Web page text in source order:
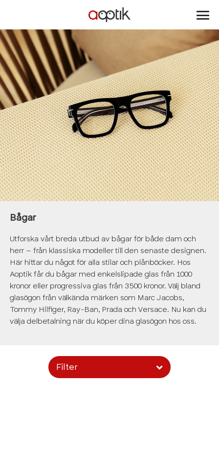
Bågar
Utforska vårt breda utbud av bågar för både dam och
herr – från klassiska modeller till den senaste designen.
Här hittar du något för alla stilar och plånböcker. Hos
Aoptik får du bågar med enkelslipade glas från 1000
kronor eller progressiva glas från 3500 kronor. Välj bland
glasögon från välkända märken som Marc Jacobs,
Tommy Hilfiger, Ray-Ban, Prada och Versace. Nu kan du
välja delbetalning när du köper dina glasögon hos oss.
Filter